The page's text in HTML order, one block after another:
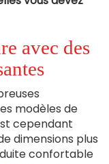
avec des
modèles de
cependant
dimensions plus
confortable